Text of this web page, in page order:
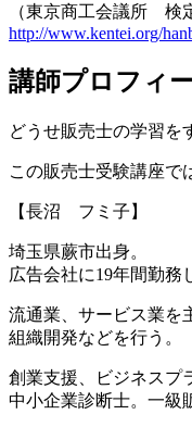
（東京商工会議所 検
http://www.kentei.org/
講師プロフィ
どうせ販売士の学習を
この販売士受験講座で
【長沼 フミ子】
埼玉県蕨市出身。
広告会社に19年間勤務
流通業、サービス業を
組織開発などを行う。
創業支援、ビジネスプ
中小企業診断士。一級